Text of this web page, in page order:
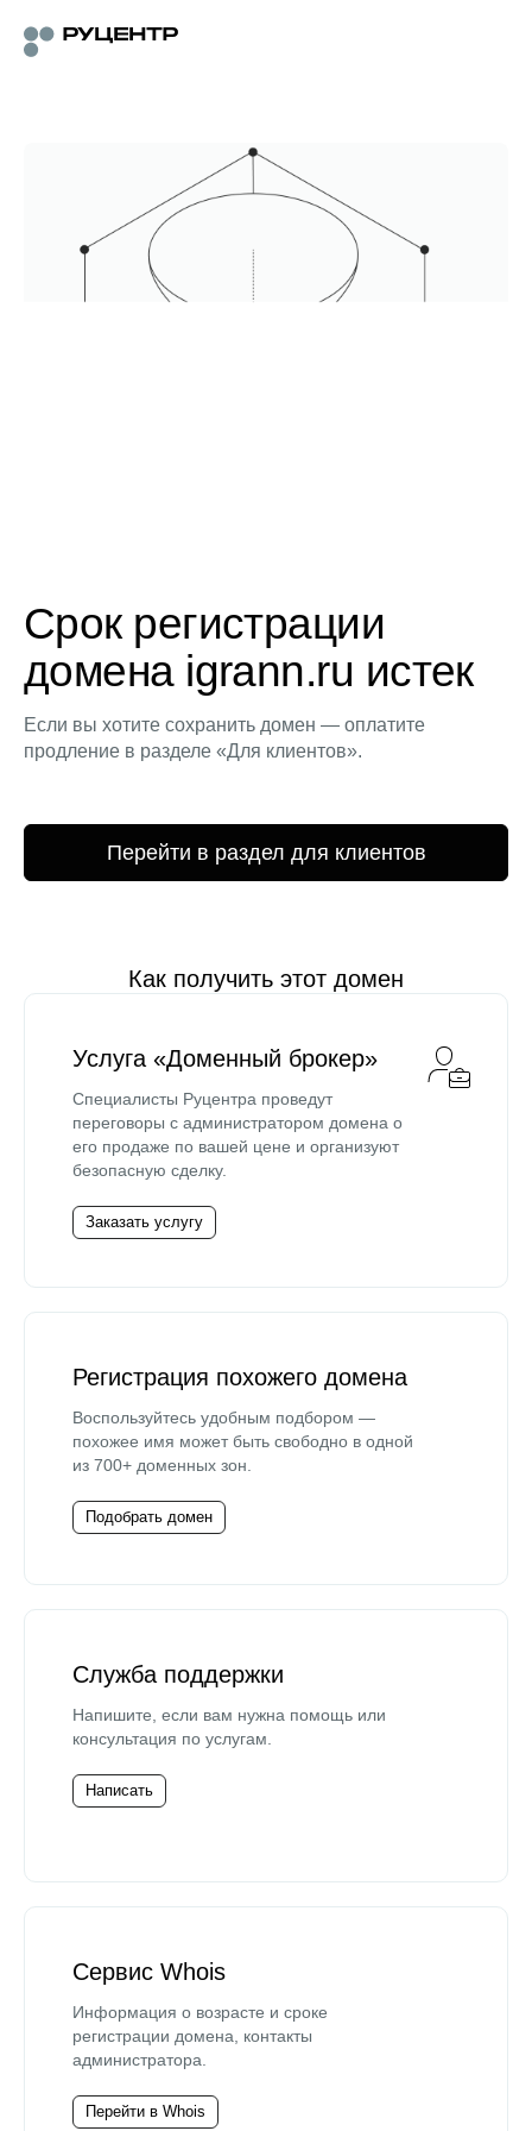
Срок регистрации
домена igrann.ru истек
Если вы хотите сохранить домен — оплатите
продление в разделе «Для клиентов».
Перейти в раздел для клиентов
Как получить этот домен
Услуга «Доменный брокер»
Специалисты Руцентра проведут
переговоры с администратором домена о
его продаже по вашей цене и организуют
безопасную сделку.
Заказать услугу
Регистрация похожего домена
Воспользуйтесь удобным подбором —
похожее имя может быть свободно в одной
из 700+ доменных зон.
Подобрать домен
Служба поддержки
Напишите, если вам нужна помощь или
консультация по услугам.
Написать
Сервис Whois
Информация о возрасте и сроке
регистрации домена, контакты
администратора.
Перейти в Whois